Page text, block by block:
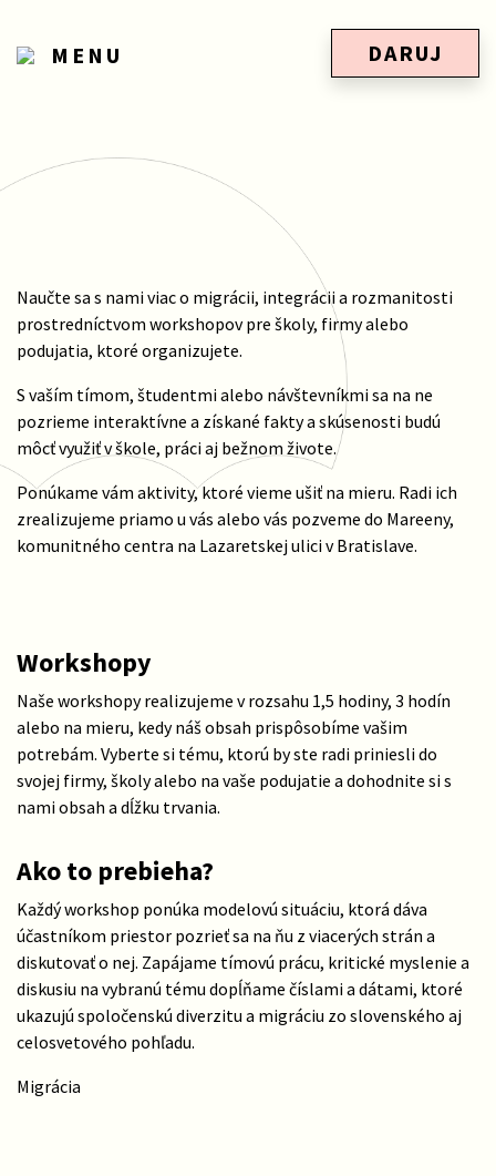
MENU DARUJ
Naučte sa s nami viac o migrácii, integrácii a rozmanitosti
prostredníctvom workshopov pre školy, firmy alebo
podujatia, ktoré organizujete.
S vaším tímom, študentmi alebo návštevníkmi sa na ne
pozrieme interaktívne a získané fakty a skúsenosti budú
môcť využiť v škole, práci aj bežnom živote.
Ponúkame vám aktivity, ktoré vieme ušiť na mieru. Radi ich
zrealizujeme priamo u vás alebo vás pozveme do Mareeny,
komunitného centra na Lazaretskej ulici v Bratislave.
Workshopy
Naše workshopy realizujeme v rozsahu 1,5 hodiny, 3 hodín
alebo na mieru, kedy náš obsah prispôsobíme vašim
potrebám. Vyberte si tému, ktorú by ste radi priniesli do
svojej firmy, školy alebo na vaše podujatie a dohodnite si s
nami obsah a dĺžku trvania.
Ako to prebieha?
Každý workshop ponúka modelovú situáciu, ktorá dáva
účastníkom priestor pozrieť sa na ňu z viacerých strán a
diskutovať o nej. Zapájame tímovú prácu, kritické myslenie a
diskusiu na vybranú tému dopĺňame číslami a dátami, ktoré
ukazujú spoločenskú diverzitu a migráciu zo slovenského aj
celosvetového pohľadu.
Migrácia